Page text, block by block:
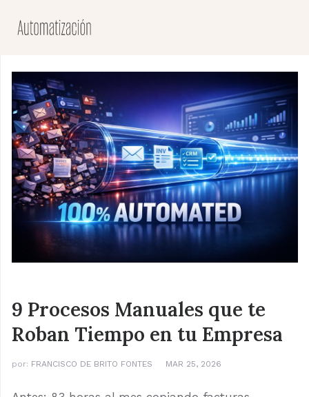
9 Procesos Manuales que te
Roban Tiempo en tu Empresa
por: FRANCISCO DE BRITO FONTES MAR 25, 2026